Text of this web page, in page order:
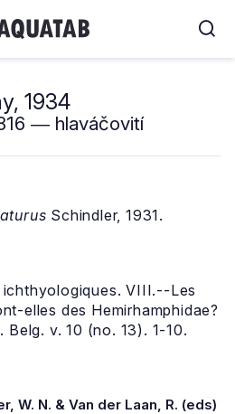
1934
― hlaváčovití
Schindler, 1931.
ichthyologiques. VIII.--Les
elles des Hemirhamphidae?
Belg. v. 10 (no. 13). 1-10.
W. N. & Van der Laan, R. (eds)